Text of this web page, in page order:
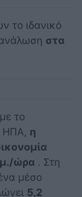
το ιδανικό
στα
το
ΗΠΑ, η
ώρα . Στη
μέσο
5,2